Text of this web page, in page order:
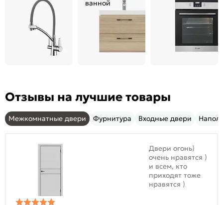
ванной
Отзывы на лучшие товары
Межкомнатные двери Фурнитура Входные двери
Двери огонь)
очень нравятся )
и всем, кто
приходят тоже
нравятся )